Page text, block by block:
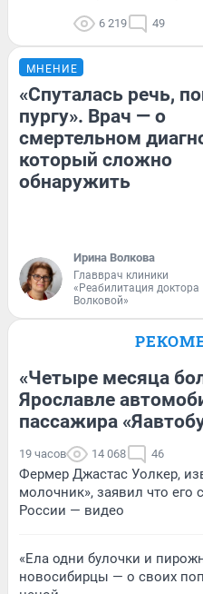
6 219 49
МНЕНИЕ
«Спуталась речь,
пургу». Врач — о
смертельном
который сложно
обнаружить
Ирина Волкова
Главврач клиники
«Реабилитация доктора
Волковой»
«Четыре месяца
Ярославле
пассажира
19 часов 14 068 46
Фермер Джастас Уолкер,
молочник», заявил что
России — видео
«Ела одни булочки и
новосибирцы — о своих